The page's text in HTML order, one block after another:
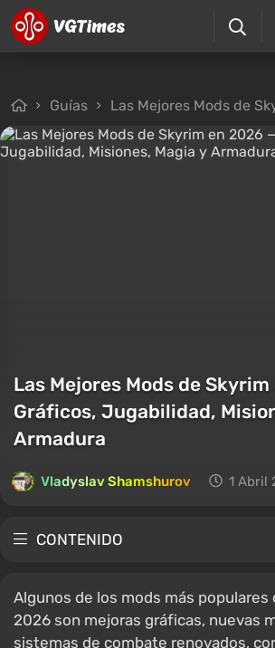
Guías Las Mejores Mods de Skyrim en 2026 — Gráficos,
Las Mejores Mods de
Gráficos, Jugabilidad,
Armadura
Vladyslav Shamshurov 1 Abril
CONTENIDO
Algunos de los mods más populares
2026 son mejoras gráficas, nuevas
sistemas de combate renovados,